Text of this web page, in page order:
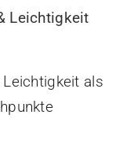
Leichtigkeit
als